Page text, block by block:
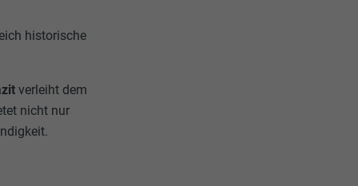
historische
verleiht dem
nicht nur